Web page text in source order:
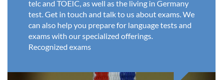
telc and TOEIC, as well as the living in Germany
test. Get in touch and talk to us about exams. We
can also help you prepare for language tests and
exams with our specialized offerings.
Recognized exams